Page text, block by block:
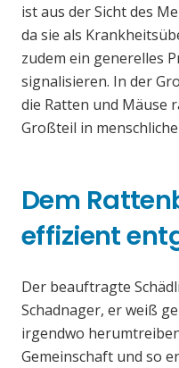
ist aus der Sicht des
da sie als
zudem ein generelles
signalisieren. In der
die Ratten und Mäuse
Großteil in
Dem
effizient
Der beauftragte
Schadnager, er weiß
irgendwo
Gemeinschaft und so